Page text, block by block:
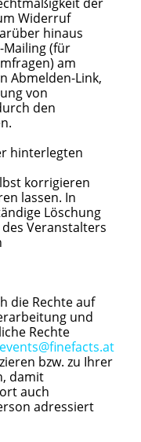
Widerruf
hinaus
Mailing (für
am
Abmelden-Link,
von
den
hinterlegten
korrigieren
lassen. In
Löschung
Veranstalters
die Rechte auf
und
Rechte
events@finefacts.at
bzw. zu Ihrer
damit
auch
adressiert